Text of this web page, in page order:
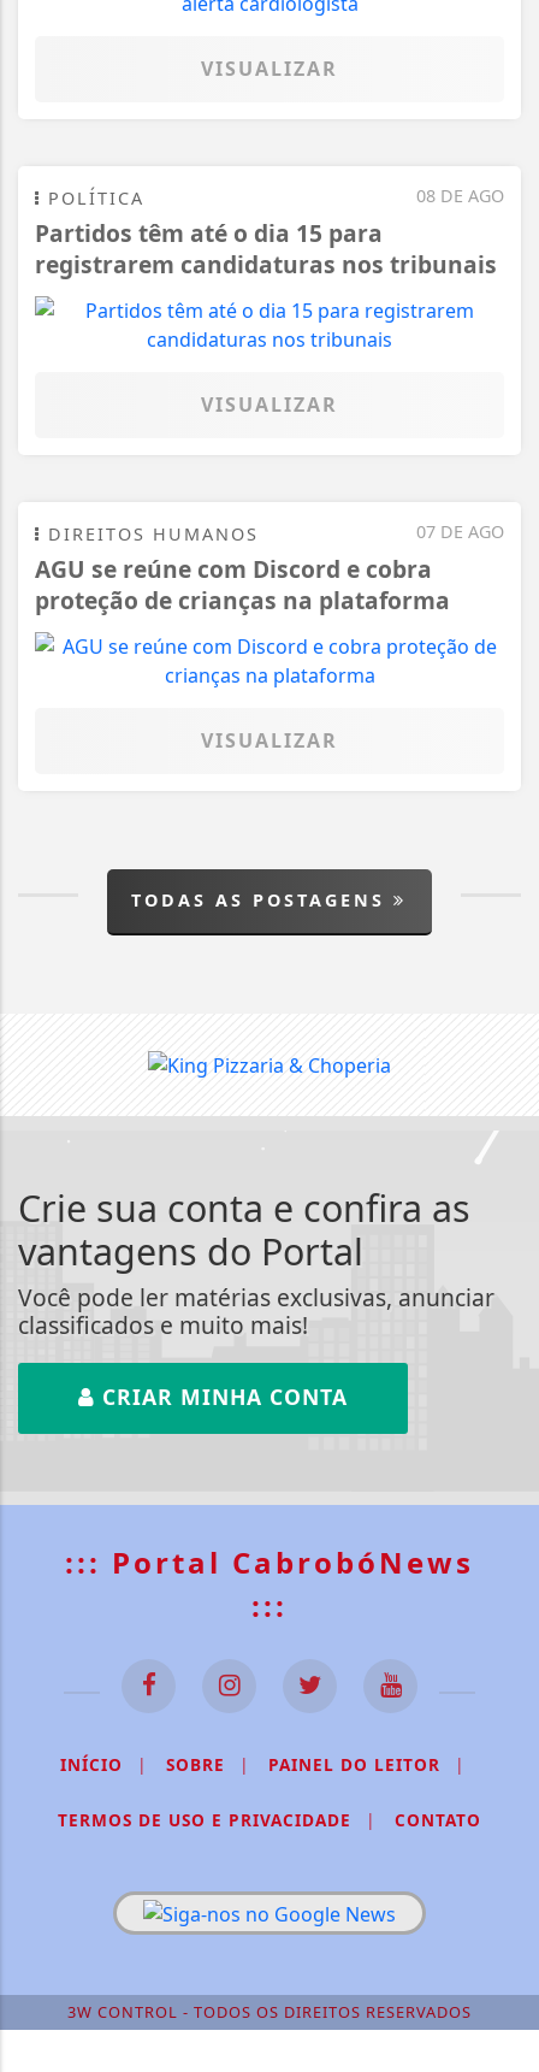
VISUALIZAR
08 DE AGO
POLÍTICA
Partidos têm até o dia 15 para
registrarem candidaturas nos tribunais
VISUALIZAR
07 DE AGO
DIREITOS HUMANOS
AGU se reúne com Discord e cobra
proteção de crianças na plataforma
VISUALIZAR
TODAS AS POSTAGENS
Crie sua conta e confira as
vantagens do Portal
Você pode ler matérias exclusivas, anunciar
classificados e muito mais!
CRIAR MINHA CONTA
::: Portal CabrobóNews
:::
INÍCIO | SOBRE | PAINEL DO LEITOR |
TERMOS DE USO E PRIVACIDADE | CONTATO
3W CONTROL - TODOS OS DIREITOS RESERVADOS